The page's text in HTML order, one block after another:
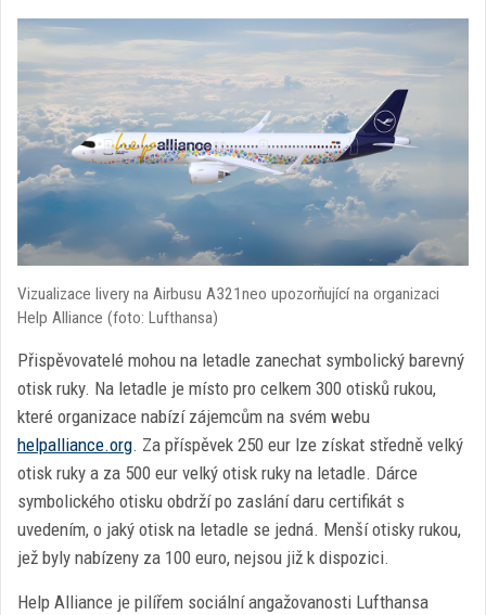
Vizualizace livery na Airbusu A321neo upozorňující na organizaci
Help Alliance (foto: Lufthansa)
Přispěvovatelé mohou na letadle zanechat symbolický barevný
otisk ruky. Na letadle je místo pro celkem 300 otisků rukou,
které organizace nabízí zájemcům na svém webu
helpalliance.org. Za příspěvek 250 eur lze získat středně velký
otisk ruky a za 500 eur velký otisk ruky na letadle. Dárce
symbolického otisku obdrží po zaslání daru certifikát s
uvedením, o jaký otisk na letadle se jedná. Menší otisky rukou,
jež byly nabízeny za 100 euro, nejsou již k dispozici.
Help Alliance je pilířem sociální angažovanosti Lufthansa